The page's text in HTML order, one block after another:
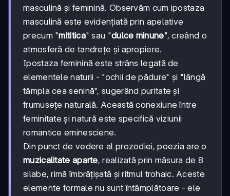
masculină și feminină. Observăm cum ipostaza
masculină este evidențiată prin apelative
precum "mititica" sau "dulce minune", creând o
atmosferă de tandrețe și apropiere.
Ipostaza feminină este strâns legată de
elementele naturii - "ochii de pădure" și "lângă
tâmpla cea senină", sugerând puritate și
frumusețe naturală. Această conexiune între
feminitate și natură este specifică viziunii
romantice eminesciene.
Din punct de vedere al prozodiei, poezia are o
muzicalitate aparte, realizată prin măsura de 8
silabe, rimă îmbrățișată și ritmul trohaic. Aceste
elemente formale nu sunt întâmplătoare - ele